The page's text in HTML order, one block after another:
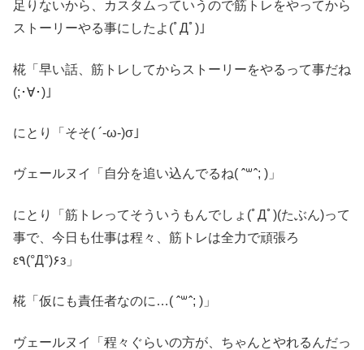
足りないから、カスタムっていうので筋トレをやってから
ストーリーやる事にしたよ(ﾟДﾟ)」
椛「早い話、筋トレしてからストーリーをやるって事だね
(;･∀･)｣
にとり「そそ( ´-ω-)σ｣
ヴェールヌイ「自分を追い込んでるね( ˆ꒳ˆ; )」
にとり「筋トレってそういうもんでしょ(ﾟДﾟ)(たぶん)って
事で、今日も仕事は程々、筋トレは全力で頑張ろ
ε٩(°Д°)۶з」
椛「仮にも責任者なのに…( ˆ꒳ˆ; )」
ヴェールヌイ「程々ぐらいの方が、ちゃんとやれるんだっ